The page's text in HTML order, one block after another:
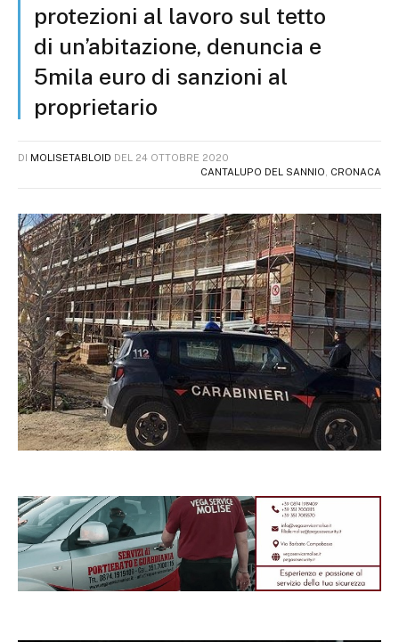
protezioni al lavoro sul tetto
di un’abitazione, denuncia e
5mila euro di sanzioni al
proprietario
DI MOLISETABLOID DEL 24 OTTOBRE 2020
CANTALUPO DEL SANNIO
CRONACA